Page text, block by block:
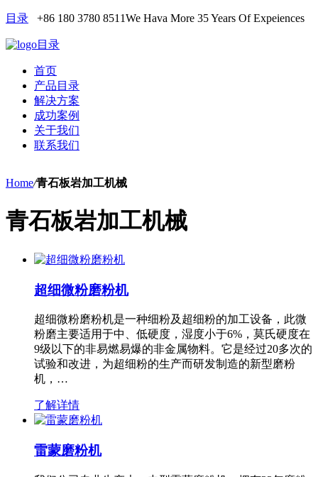
目录 +86 180 3780 8511We Hava More 35 Years Of Expeiences
目录
首页
产品目录
解决方案
成功案例
关于我们
联系我们
Home/青石板岩加工机械
青石板岩加工机械
超细微粉磨粉机
超细微粉磨粉机是一种细粉及超细粉的加工设备，此微
粉磨主要适用于中、低硬度，湿度小于6%，莫氏硬度在
9级以下的非易燃易爆的非金属物料。它是经过20多次的
试验和改进，为超细粉的生产而研发制造的新型磨粉
机，…
了解详情
雷蒙磨粉机